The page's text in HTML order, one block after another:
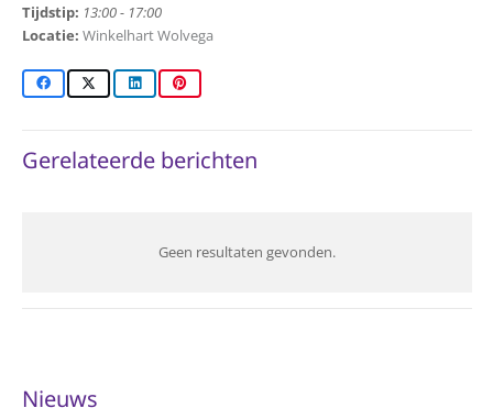
Tijdstip: 13:00 - 17:00
Locatie: Winkelhart Wolvega
Gerelateerde berichten
Geen resultaten gevonden.
Nieuws